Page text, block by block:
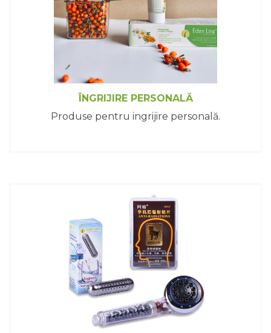
ÎNGRIJIRE PERSONALĂ
Produse pentru ingrijire personală.